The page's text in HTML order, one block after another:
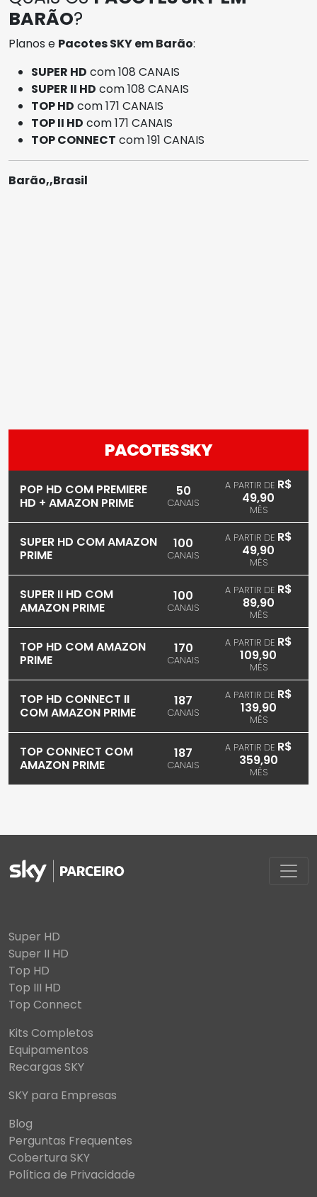
BARÃO?
Planos e Pacotes SKY em Barão:
SUPER HD com 108 CANAIS
SUPER II HD com 108 CANAIS
TOP HD com 171 CANAIS
TOP II HD com 171 CANAIS
TOP CONNECT com 191 CANAIS
Barão,,Brasil
PACOTES SKY
POP HD COM PREMIERE
HD + AMAZON PRIME
50
CANAIS
A PARTIR DE R$
49,90
MÊS
SUPER HD COM AMAZON
PRIME
100
CANAIS
A PARTIR DE R$
49,90
MÊS
SUPER II HD COM
AMAZON PRIME
100
CANAIS
A PARTIR DE R$
89,90
MÊS
TOP HD COM AMAZON
PRIME
170
CANAIS
A PARTIR DE R$
109,90
MÊS
TOP HD CONNECT II
COM AMAZON PRIME
187
CANAIS
A PARTIR DE R$
139,90
MÊS
TOP CONNECT COM
AMAZON PRIME
187
CANAIS
A PARTIR DE R$
359,90
MÊS
Super HD
Super II HD
Top HD
Top III HD
Top Connect
Kits Completos
Equipamentos
Recargas SKY
SKY para Empresas
Blog
Perguntas Frequentes
Cobertura SKY
Política de Privacidade